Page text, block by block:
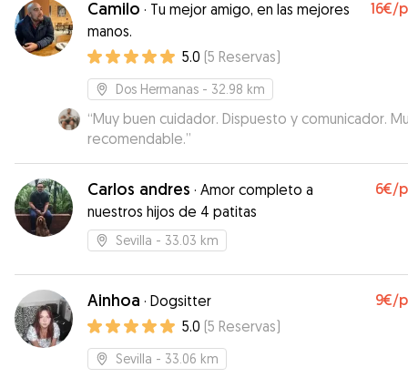
Camilo · Tu mejor amigo, en las mejores
manos.
16€/
5.0 (5 Reservas)
Dos Hermanas - 32.98 km
“Muy buen cuidador. Dispuesto y comunicador.
recomendable.”
Carlos andres · Amor completo a
nuestros hijos de 4 patitas
6€/
Sevilla - 33.03 km
Ainhoa · Dogsitter 9€/
5.0 (5 Reservas)
Sevilla - 33.06 km